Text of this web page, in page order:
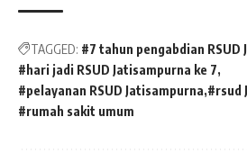
TAGGED: #7 tahun pengabdian RSUD
#hari jadi RSUD Jatisampurna ke 7
#pelayanan RSUD Jatisampurna #rsud
#rumah sakit umum